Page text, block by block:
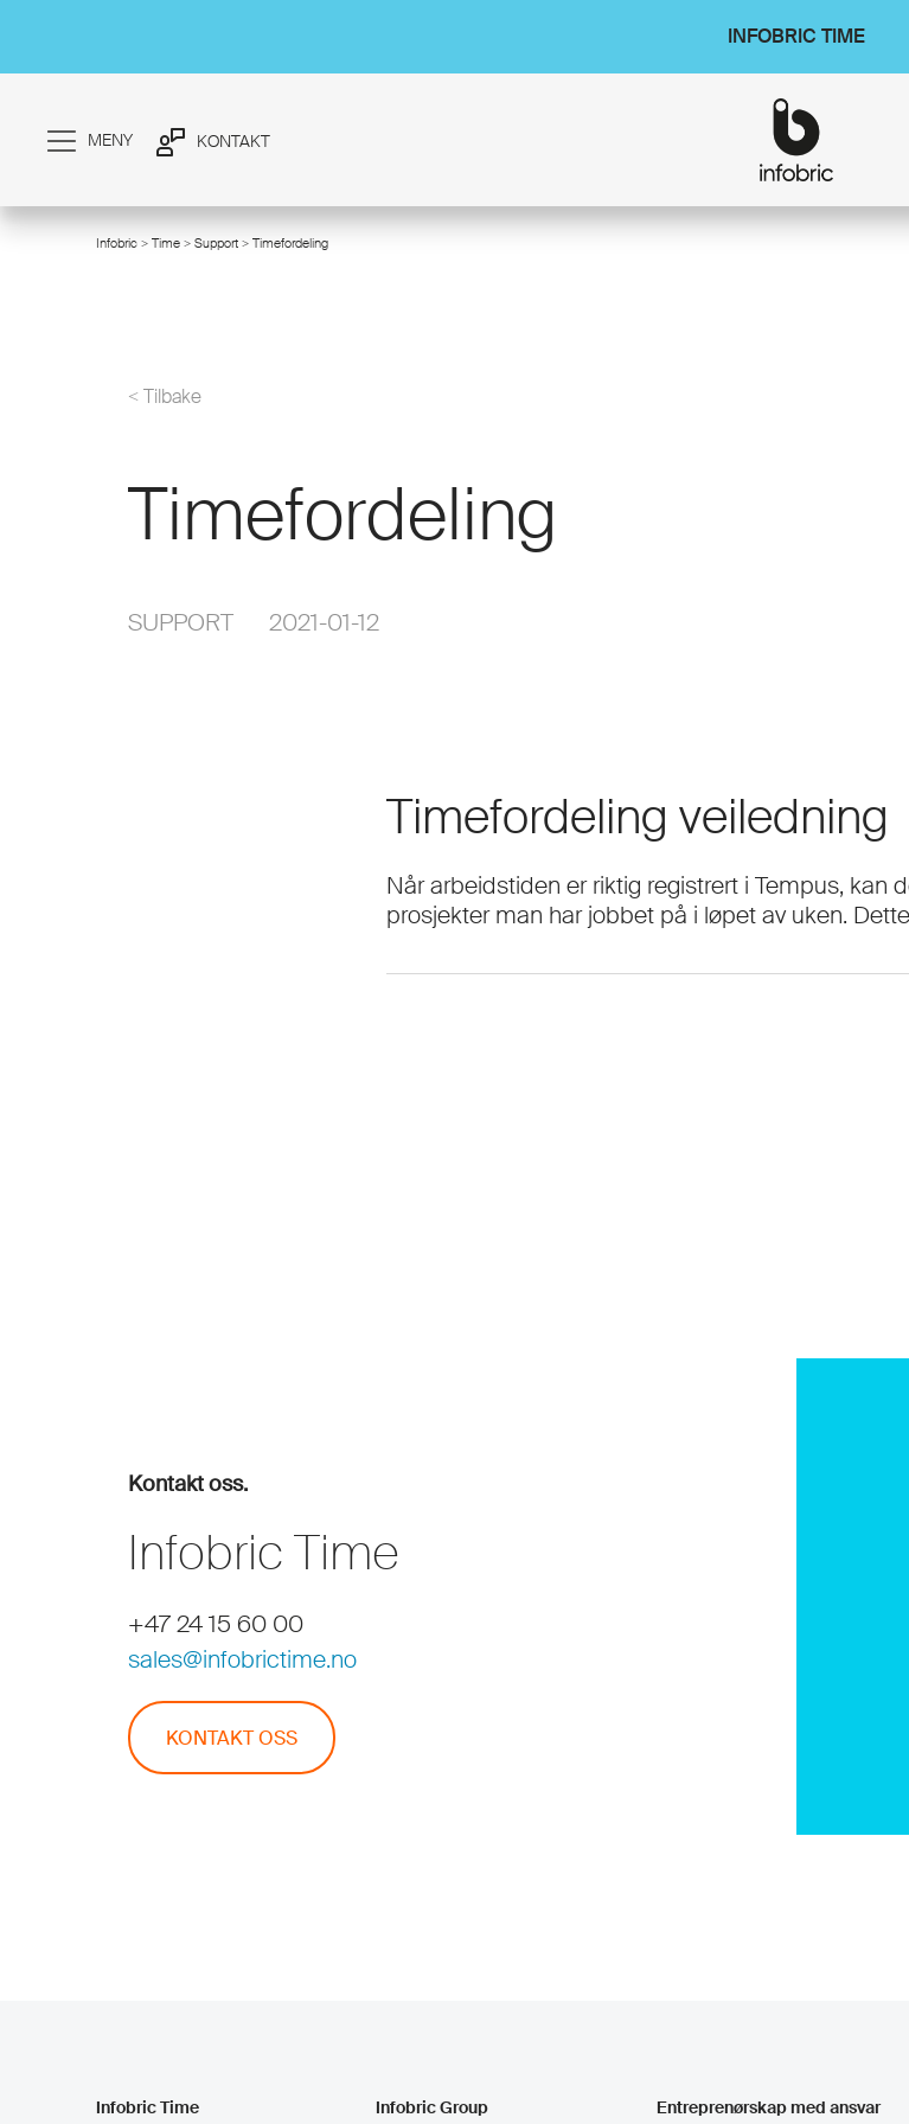
INFOBRIC TIME
MENY KONTAKT
Infobric> Time> Support > Timefordeling/
< Tilbake
Timefordeling
SUPPORT 2021-01-12
Timefordeling veiledning
Når arbeidstiden er riktig registrert i Tempus, kan
prosjekter man har jobbet på i løpet av uken.
Kontakt oss.
Infobric Time
+47 24 15 60 00
sales@infobrictime.no
KONTAKT OSS
Infobric Time Infobric Group Entreprenørskap med ansvar